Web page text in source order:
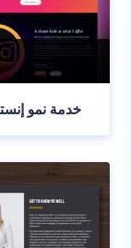
خدمة نمو